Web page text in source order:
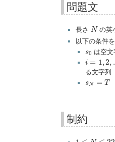
問題文
長さ N
N の英
以下の条件
s0
s0 は空文
i = 1 ,2,
= 2 …
る文字列
sN = T
制約
1 N ≤22